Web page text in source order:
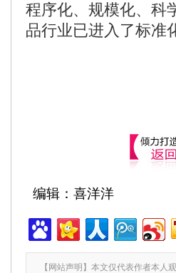
程序化、规模化、科
品行业已进入了标准
编辑：喜洋洋
【网站声明】本文仅代表作者本人